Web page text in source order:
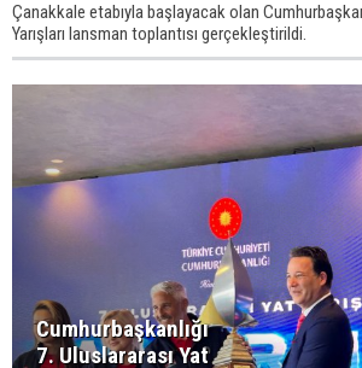
Çanakkale etabıyla başlayacak olan
Yarışları lansman toplantısı gerçekleştirildi.
Cumhurbaşkanlığı
7. Uluslararası Yat